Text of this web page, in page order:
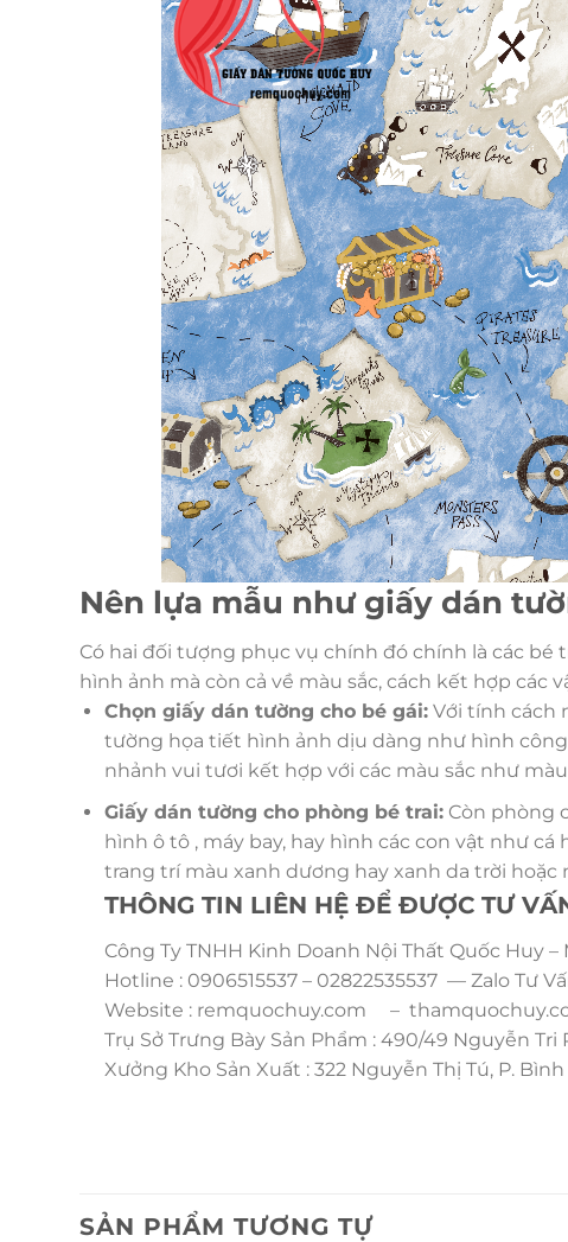
Nên lựa mẫu như giấy dán
Có hai đối tượng phục vụ chính đó chính là các
hình ảnh mà còn cả về màu sắc, cách kết hợp
Chọn giấy dán tường cho bé gái:Với tính cách
tường họa tiết hình ảnh dịu dàng như hình
nhảnh vui tươi kết hợp với các màu sắc như
Giấy dán tường cho phòng bé trai:Còn phòng
hình ô tô , máy bay, hay hình các con vật như
trang trí màu xanh dương hay xanh da trời hoặc
THÔNG TIN LIÊN HỆ ĐỂ ĐƯỢC TƯ
Công Ty TNHH Kinh Doanh Nội Thất Quốc Huy –
Hotline : 0906515537 – 02822535537 — Zalo Tư
Website : remquochuy.com –
Trụ Sở Trưng Bày Sản Phẩm : 490/49 Nguyễn Tri
Xưởng Kho Sản Xuất : 322 Nguyễn Thị Tú, P.
SẢN PHẨM TƯƠNG TỰ